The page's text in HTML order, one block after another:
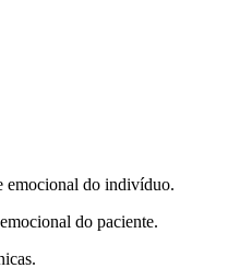
emocional do indivíduo.
do paciente.